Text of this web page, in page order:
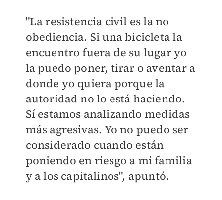
"La resistencia civil es la no
obediencia. Si una bicicleta la
encuentro fuera de su lugar yo
la puedo poner, tirar o aventar a
donde yo quiera porque la
autoridad no lo está haciendo.
Sí estamos analizando medidas
más agresivas. Yo no puedo ser
considerado cuando están
poniendo en riesgo a mi familia
y a los capitalinos", apuntó.